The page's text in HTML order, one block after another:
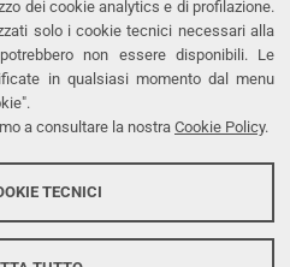
dei cookie analytics e di profilazione.
solo i cookie tecnici necessari alla
non essere disponibili. Le
in qualsiasi momento dal menu
a consultare la nostra Cookie Policy.
TECNICI